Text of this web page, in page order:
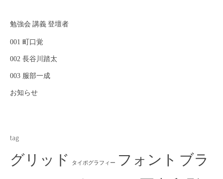
勉強会 講義 登壇者
001 町口覚
002 長谷川踏太
003 服部一成
お知らせ
tag
グリッド タイポグラフィー フォント ブラ